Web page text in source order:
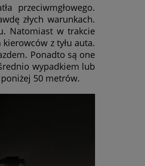
przeciwmgłowego.
złych warunkach.
Natomiast w trakcie
z tyłu auta.
Ponadto są one
wypadkiem lub
50 metrów.